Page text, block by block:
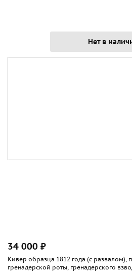
Нет в
34 000 ₽
Кивер образца 1812 года (с развалом),
гренадерской роты, гренадерского